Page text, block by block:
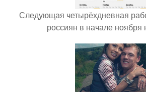
Следующая четырёхдневная
россиян в начале ноября